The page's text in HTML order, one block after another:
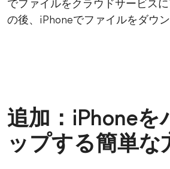
でファイルをクラウドサービス
の後、iPhoneでファイルをダウン
追加：iPhoneを
ップする簡単な